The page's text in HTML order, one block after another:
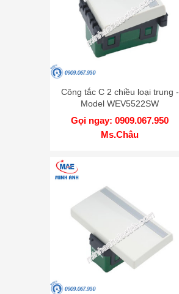
Công tắc C 2 chiều loại trung -
Model WEV5522SW
Gọi ngay: 0909.067.950
Ms.Châu